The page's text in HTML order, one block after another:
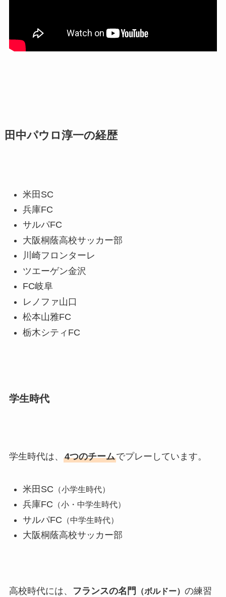
田中パウロ淳一の経歴
米田SC
兵庫FC
サルパFC
大阪桐蔭高校サッカー部
川崎フロンターレ
ツエーゲン金沢
FC岐阜
レノファ山口
松本山雅FC
栃木シティFC
学生時代
学生時代は、 4つのチームでプレーしています。
米田SC （小学生時代）
兵庫FC （小・中学生時代）
サルパFC （中学生時代）
大阪桐蔭高校サッカー部
高校時代には、 フランスの名門 （ボルドー） の練習